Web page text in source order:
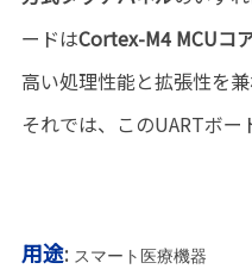
ードはCortex-M4 MCUコ
高い処理性能と拡張性を兼
それでは、このUARTボー
用途: スマート医療機器